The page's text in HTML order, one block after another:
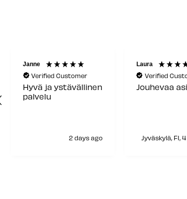
Laura
Verified Customer
Jouhevaa asiointia
Jyväskylä, FI, 4 days ago
Anonyymi
Verified
Sain oikein
siitä!Kajaani, FI,